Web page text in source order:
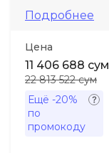
Подробнее
Цена
11 406 688 сум
22 813 522 сум
Ещё -20%
по
промокоду